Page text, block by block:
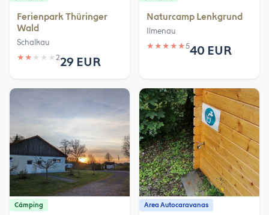
Ferienpark Thüringer
Wald
Schalkau
★ ★ ★ ★ ★ 229 EUR
Naturcamp Lenkgrund
Ilmenau
★ ★ ★ ★ ★540 EUR
Cámping Area Autocaravanas